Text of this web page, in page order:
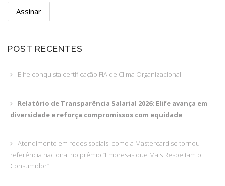
POST RECENTES
Elife conquista certificação FIA de Clima Organizacional
Relatório de Transparência Salarial 2026: Elife avança em
diversidade e reforça compromissos com equidade
Atendimento em redes sociais: como a Mastercard se tornou
referência nacional no prêmio “Empresas que Mais Respeitam o
Consumidor”